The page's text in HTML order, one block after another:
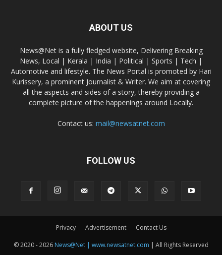
ABOUT US
News@Net is a fully fledged website, Delivering Breaking
News, Local | Kerala | India | Political | Sports | Tech |
Automotive and lifestyle. The News Portal is promoted by Hari
Kurissery, a prominent Journalist & Writer. We aim at covering
all the aspects and sides of a story, thereby providing a
complete picture of the happenings around Locally.
Contact us: mail@newsatnet.com
FOLLOW US
Privacy Advertisement Contact Us
© 2020 - 2026 News@Net | www.newsatnet.com | All Rights Reserved